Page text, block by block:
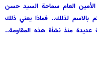
العام سماحة السيد حسن
بالاسم لذلك.. فماذا يعني ذلك
عديدة منذ نشأة هذه المقاومة..